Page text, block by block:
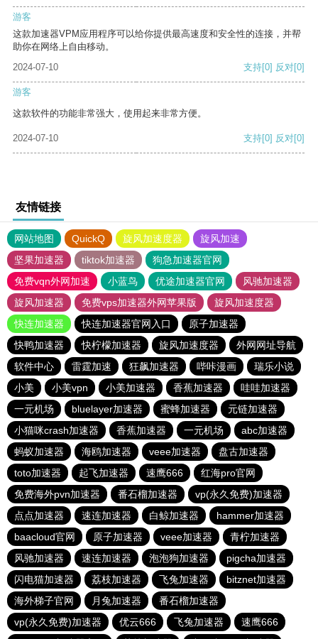
游客
这款加速器VPM应用程序可以给你提供最高速度和安全性的连接，并帮
助你在网络上自由移动。
2024-07-10
支持[0] 反对[0]
游客
这款软件的功能非常强大，使用起来非常方便。
2024-07-10 支持[0] 反对[0]
友情链接
网站地图 QuickQ 旋风加速度器
旋风加速
坚果加速器
tiktok加速器
狗急加速器官网
免费vqn外网加速
小蓝鸟 优途加速器官网
风驰加速器
旋风加速器
免费vps加速器外网苹果版
旋风加速度器
快连加速器
快连加速器官网入口
原子加速器
快鸭加速器
快柠檬加速器 旋风加速度器
外网网址导航
软件中心
雷霆加速 狂飙加速器 哔咔漫画
瑞乐小说
小美
小美vpn 小美加速器 香蕉加速器
哇哇加速器
一元机场
bluelayer加速器 蜜蜂加速器
元链加速器
小猫咪crash加速器
香蕉加速器 一元机场
abc加速器
蚂蚁加速器
海鸥加速器 veee加速器
盘古加速器
toto加速器
起飞加速器 速鹰666
红海pro官网
免费海外pvn加速器
番石榴加速器
vp(永久免费)加速器
点点加速器
速连加速器 白鲸加速器
hammer加速器
baacloud官网
原子加速器 veee加速器
青柠加速器
风驰加速器
速连加速器 泡泡狗加速器
pigcha加速器
闪电猫加速器
荔枝加速器 飞兔加速器
bitznet加速器
海外梯子官网
月兔加速器
番石榴加速器
vp(永久免费)加速器
优云666 飞兔加速器
速鹰666